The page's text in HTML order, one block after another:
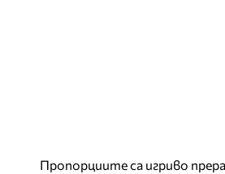
Пропорциите са игриво